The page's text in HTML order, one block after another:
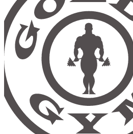
SCHOOLスクール
STUDIO スタジオ
JOIN ご入会について
NEWS ニュース
SHOPオンラインスト